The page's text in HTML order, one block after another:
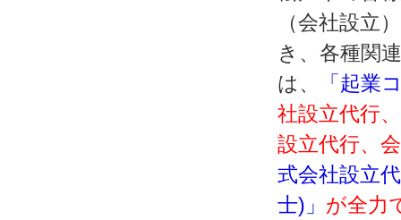
（会社設立
き、各種関
は、
「起業
社設立代行
設立代行、
式会社設立
士)」 が全力